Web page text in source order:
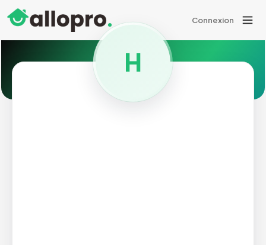
Connexion
H